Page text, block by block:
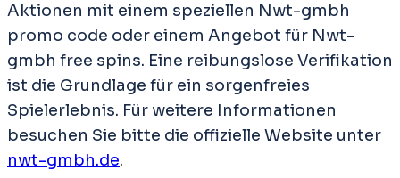
Aktionen mit einem speziellen Nwt-gmbh
promo code oder einem Angebot für Nwt-
gmbh free spins. Eine reibungslose Verifikation
ist die Grundlage für ein sorgenfreies
Spielerlebnis. Für weitere Informationen
besuchen Sie bitte die offizielle Website unter
nwt-gmbh.de.